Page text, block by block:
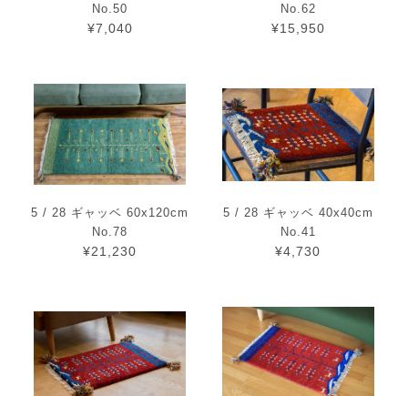
No.50
¥7,040
No.62
¥15,950
5 / 28 ギャッベ 60x120cm
No.78
¥21,230
5 / 28 ギャッベ 40x40cm
No.41
¥4,730